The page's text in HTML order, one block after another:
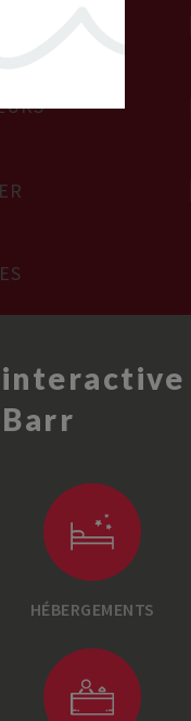
HÉBERGEMENTS